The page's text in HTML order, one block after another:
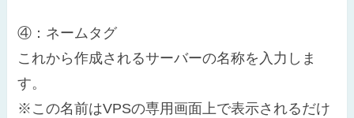
④：ネームタグ
これから作成されるサーバーの名称を入力しま
す。
※この名前はVPSの専用画面上で表示されるだけ